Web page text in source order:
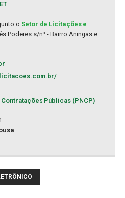
.
o Setor de Licitações e
Poderes s/nº - Bairro Aningas e
Públicas (PNCP)